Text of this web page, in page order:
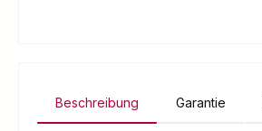
Beschreibung Garantie